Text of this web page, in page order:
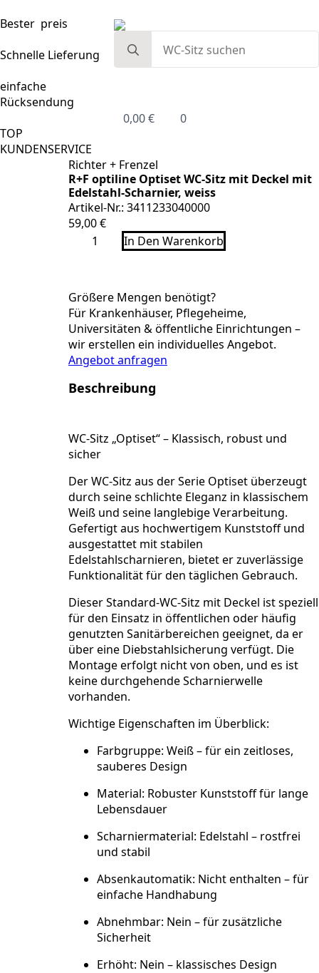
Bester preis
Schnelle Lieferung
einfache
Rücksendung
TOP
KUNDENSERVICE
for:
0,00€ 0
Richter + Frenzel
R+F optiline Optiset WC-Sitz mit Deckel mit
Edelstahl-Scharnier, weiss
Artikel-Nr.: 3411233040000
59,00€
optiline
mit
Deckel
mit
Edelstahl-
Scharnier,
weiss
Menge
In Den Warenkorb
Größere Mengen benötigt?
Für Krankenhäuser, Pflegeheime,
Universitäten & öffentliche Einrichtungen –
wir erstellen ein individuelles Angebot.
Angebot anfragen
Beschreibung
WC-Sitz „Optiset“ – Klassisch, robust und
sicher
Der WC-Sitz aus der Serie Optisetüberzeugt
durch seine schlichte Eleganz in klassischem
Weißund seine langlebige Verarbeitung.
Gefertigt aus hochwertigem Kunststoffund
ausgestattet mit stabilen
Edelstahlscharnieren, bietet er zuverlässige
Funktionalität für den täglichen Gebrauch.
DieserStandard-WC-Sitz mit Deckel ist speziell
für den Einsatz in öffentlichen oder häufig
genutzten Sanitärbereichen geeignet, da er
über eine Diebstahlsicherung verfügt. Die
Montage erfolgt nicht von oben, und es ist
keine durchgehende Scharnierwelle
vorhanden.
Wichtige Eigenschaften im Überblick:
Farbgruppe: Weiß – für ein zeitloses,
sauberes Design
Material: Robuster Kunststoff für lange
Lebensdauer
Scharniermaterial: Edelstahl – rostfrei
und stabil
Absenkautomatik: Nicht enthalten – für
einfache Handhabung
Abnehmbar: Nein – für zusätzliche
Sicherheit
Erhöht: Nein – klassisches Design